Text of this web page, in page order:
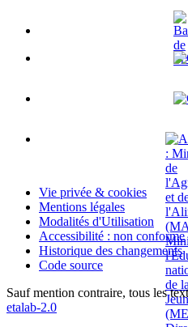
Vie privée & cookies
Mentions légales
Modalités d'Utilisation
Accessibilité : non conforme
Historique des changements
Code source
Sauf mention contraire, tous les
etalab-2.0